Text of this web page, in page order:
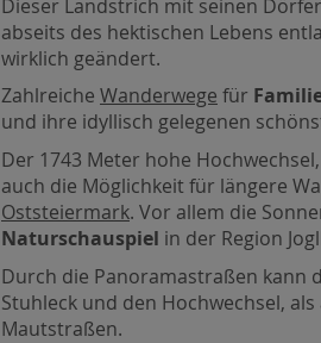
Dieser Landstrich mit seinen
abseits des hektischen Lebens
wirklich geändert.
Zahlreiche Wanderwege für
und ihre idyllisch gelegenen
Der 1743 Meter hohe
auch die Möglichkeit für längere
Oststeiermark. Vor allem die
Naturschauspiel in der Region
Durch die Panoramastraßen kann
Stuhleck und den Hochwechsel,
Mautstraßen.